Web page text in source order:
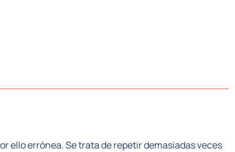
ello errónea. Se trata de repetir demasiadas veces